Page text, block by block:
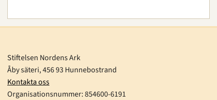
Stiftelsen Nordens Ark
Åby säteri, 456 93 Hunnebostrand
Kontakta oss
Organisationsnummer:854600-6191